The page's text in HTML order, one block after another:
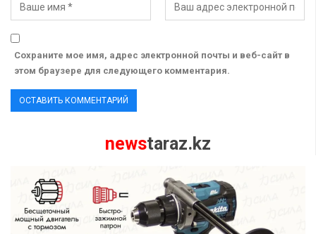
Сохраните мое имя, адрес электронной почты и веб-сайт в
этом браузере для следующего комментария.
newstaraz.kz